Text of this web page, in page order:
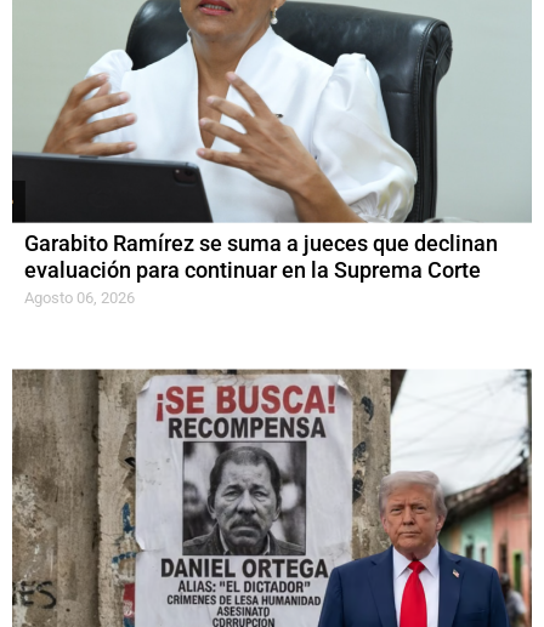
Garabito Ramírez se suma a jueces que declinan
evaluación para continuar en la Suprema Corte
Agosto 06, 2026